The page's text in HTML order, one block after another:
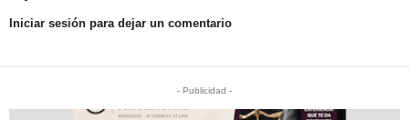
Iniciar sesión para dejar un comentario
- Publicidad -